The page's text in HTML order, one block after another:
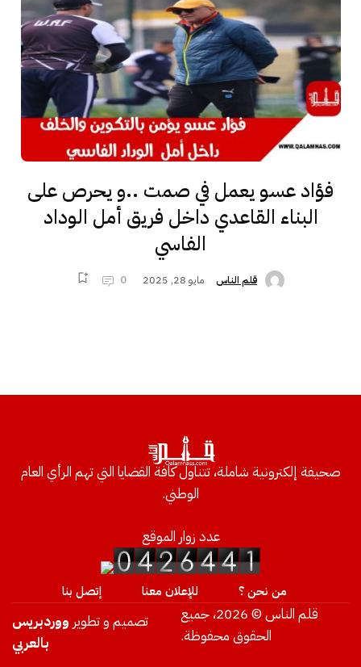
فؤاد عسو يعمل في صمت ..و يحرص على
البناء القاعدي داخل فريق أمل الوداد
الفاسي
قلم الناس مايو 28, 2025 0
صحيفة إلكترونية شاملة، تتناول كافة القضايا التي تهم الرأي العام
الوطني.
عدد زوار الموقع
من نحن ؟ للإعلان معنا إتصل بنا
قلم الناس © 2026، جميع
الحقوق محفوظة.
تصميم و تطوير ووردبريس
بالعربي